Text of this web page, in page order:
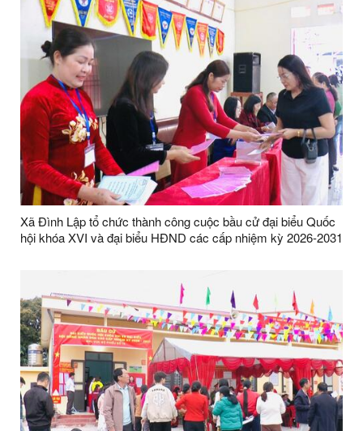
Xã Đình Lập tổ chức thành công cuộc bầu cử đại biểu Quốc
hội khóa XVI và đại biểu HĐND các cấp nhiệm kỳ 2026-2031